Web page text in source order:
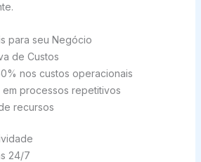
para seu Negócio
de Custos
nos custos operacionais
em processos repetitivos
recursos
24/7